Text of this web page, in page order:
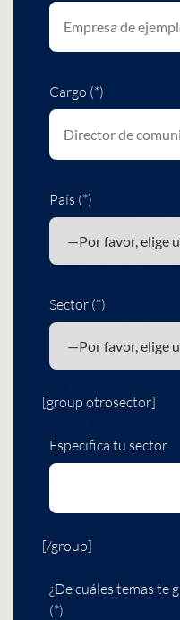
Cargo (*)
País (*)
Sector (*)
[group otrosector]
Especifica tu sector
[/group]
¿De cuáles temas te
(*)